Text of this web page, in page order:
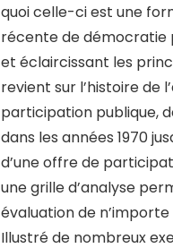
quoi celle-ci est une
récente de démocratie
et éclaircissant les
revient sur l’histoire de
participation publique,
dans les années 1970
d’une offre de
une grille d’analyse
évaluation de
Illustré de nombreux